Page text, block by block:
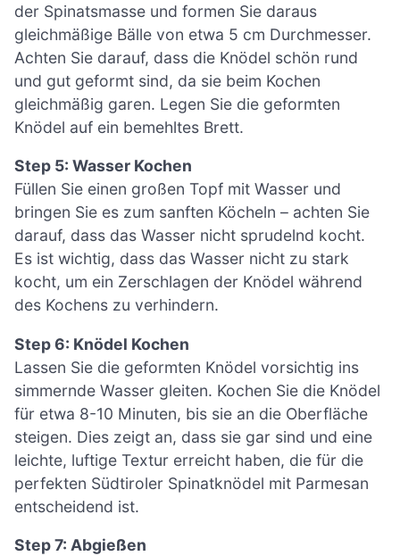
der Spinatsmasse und formen Sie daraus
gleichmäßige Bälle von etwa 5 cm Durchmesser.
Achten Sie darauf, dass die Knödel schön rund
und gut geformt sind, da sie beim Kochen
gleichmäßig garen. Legen Sie die geformten
Knödel auf ein bemehltes Brett.
Step 5: Wasser Kochen
Füllen Sie einen großen Topf mit Wasser und
bringen Sie es zum sanften Köcheln – achten Sie
darauf, dass das Wasser nicht sprudelnd kocht.
Es ist wichtig, dass das Wasser nicht zu stark
kocht, um ein Zerschlagen der Knödel während
des Kochens zu verhindern.
Step 6: Knödel Kochen
Lassen Sie die geformten Knödel vorsichtig ins
simmernde Wasser gleiten. Kochen Sie die Knödel
für etwa 8-10 Minuten, bis sie an die Oberfläche
steigen. Dies zeigt an, dass sie gar sind und eine
leichte, luftige Textur erreicht haben, die für die
perfekten Südtiroler Spinatknödel mit Parmesan
entscheidend ist.
Step 7: Abgießen